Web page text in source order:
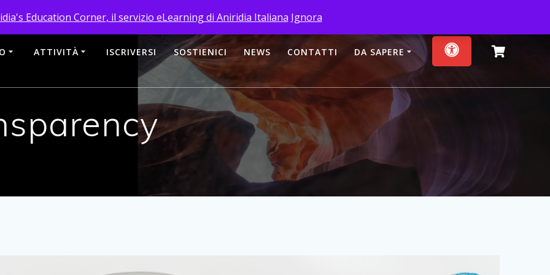
aniridia.italiana@gmail.com
ATTIVITÀ ISCRIVERSI SOSTIENICI NEWS CONTATTI DA SAPERE
Education Corner, il servizio eLearning di Aniridia Italiana Ignora